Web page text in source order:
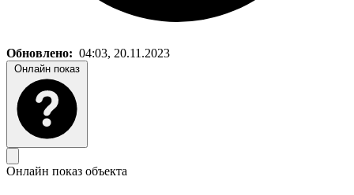
Обновлено: 04:03, 20.11.2023
Онлайн показ
Онлайн показ объекта